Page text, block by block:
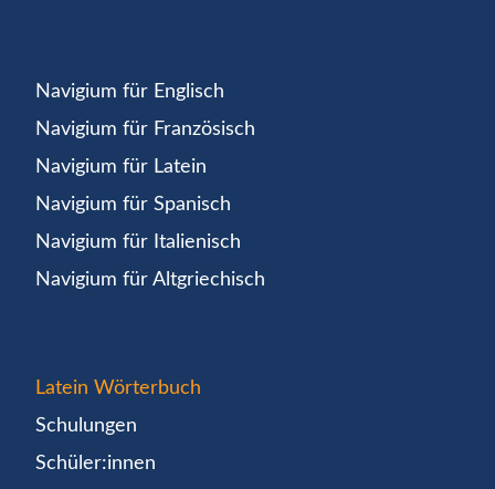
Navigium für Englisch
Navigium für Französisch
Navigium für Latein
Navigium für Spanisch
Navigium für Italienisch
Navigium für Altgriechisch
Latein Wörterbuch
Schulungen
Schüler:innen